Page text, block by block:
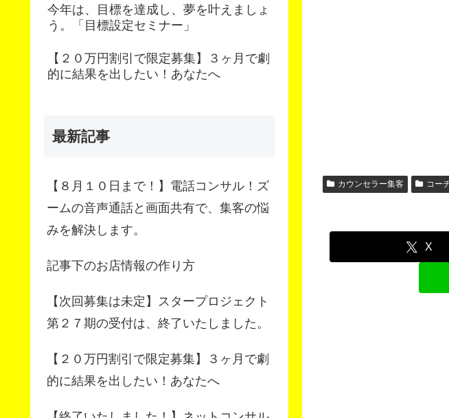
カウンセラー集客 コー
X
今年は、目標を達成し、夢を叶えましょ
う。「目標設定セミナー」
【２０万円割引で限定募集】３ヶ月で劇
的に結果を出したい！あなたへ
最新記事
【８月１０日まで！】電話コンサル！ズ
ームの音声通話と画面共有で、集客の悩
みを解決します。
記事下のお店情報の作り方
【次回募集は未定】スタープロジェクト
第２７期の受付は、終了いたしました。
【２０万円割引で限定募集】３ヶ月で劇
的に結果を出したい！あなたへ